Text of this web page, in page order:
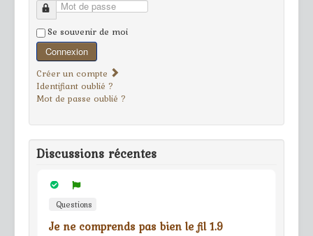
Mot de passe
Se souvenir de moi
Connexion
Créer un compte
Identifiant oublié ?
Mot de passe oublié ?
Discussions récentes
Questions
Je ne comprends pas bien le fil 1.9